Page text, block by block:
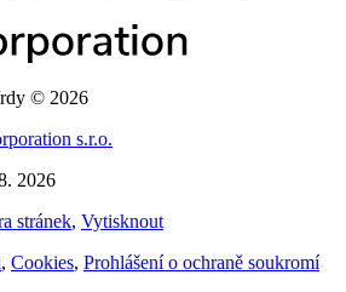
© 2026
s.r.o.
2026
stránek, Vytisknout
, Cookies, Prohlášení o ochraně soukromí